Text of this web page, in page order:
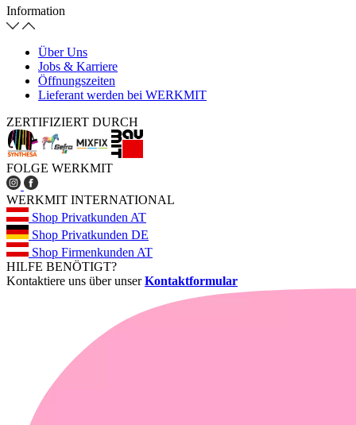
Information
Über Uns
Jobs & Karriere
Öffnungszeiten
Lieferant werden bei WERKMIT
ZERTIFIZIERT DURCH
FOLGE WERKMIT
WERKMIT INTERNATIONAL
Shop Privatkunden AT
Shop Privatkunden DE
Shop Firmenkunden AT
HILFE BENÖTIGT?
Kontaktiere uns über unserKontaktformular